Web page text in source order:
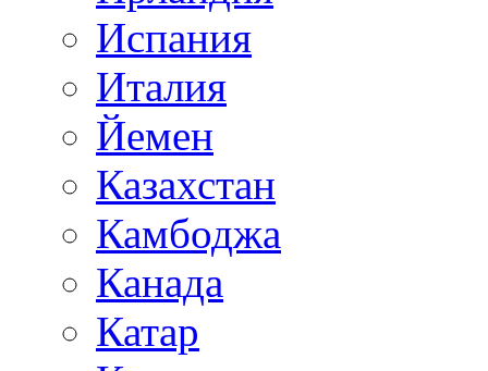
Испания
Италия
Йемен
Казахстан
Камбоджа
Канада
Катар